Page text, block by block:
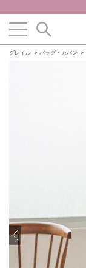
グレイル バッグ・カバン